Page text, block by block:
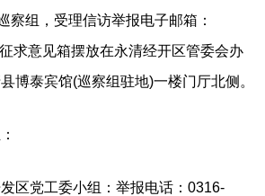
察组，受理信访举报电子邮箱：
求意见箱摆放在永清经开区管委会办
博泰宾馆(巡察组驻地)一楼门厅北侧。
党工委小组：举报电话：0316-